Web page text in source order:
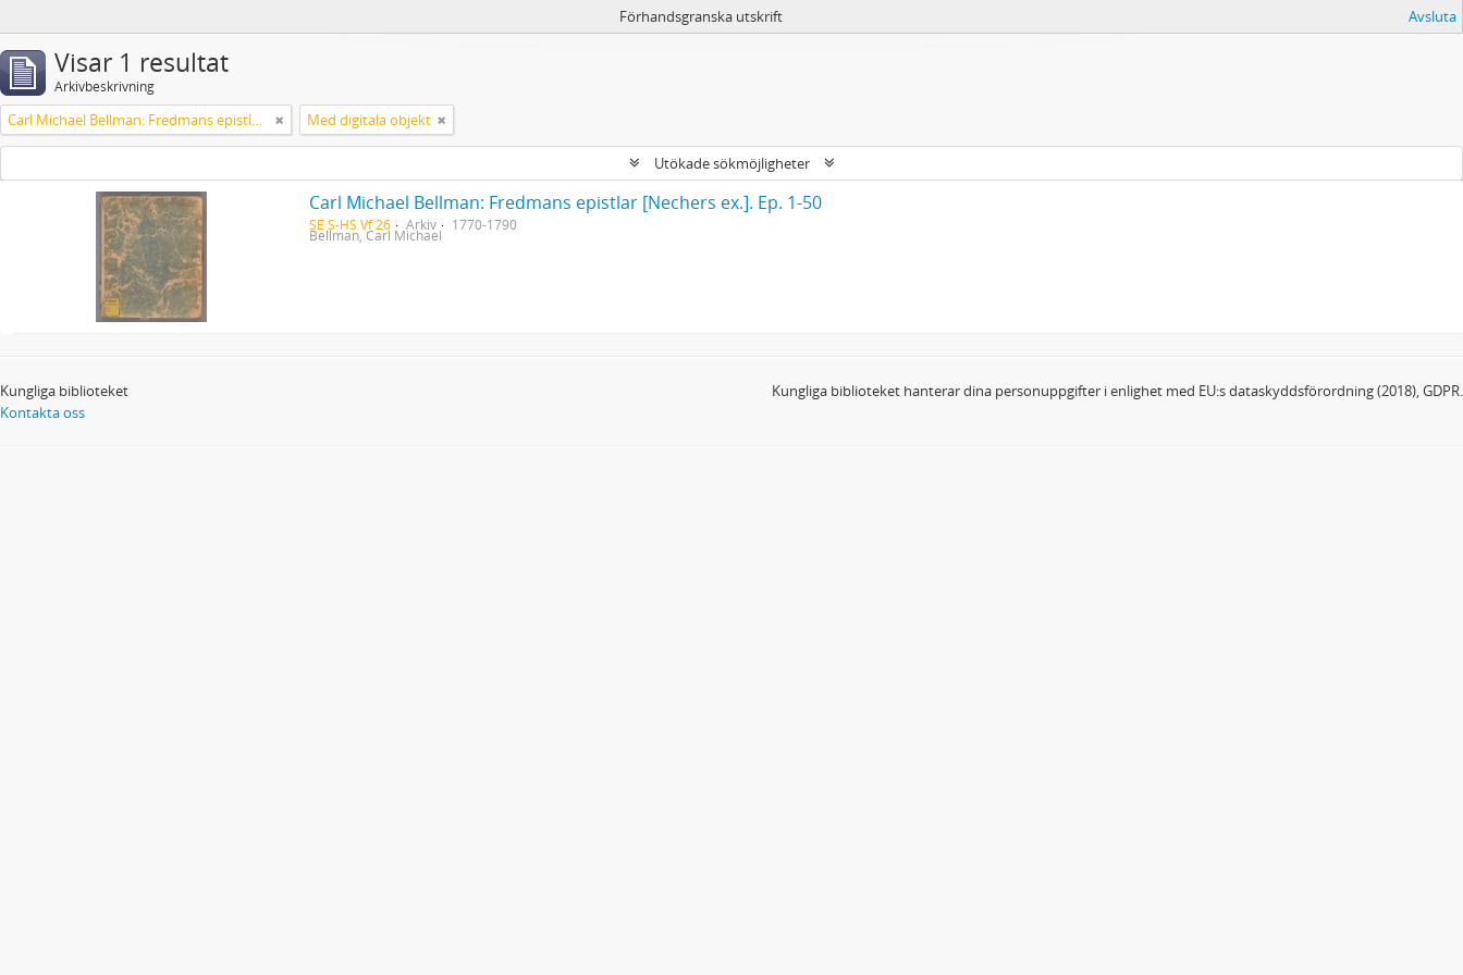
Förhandsgranska utskrift Avsluta
Visar 1 resultat
Arkivbeskrivning
Carl Michael Bellman: Fredmans epistlar [Nechers ex.]. Ep. 1-50 Med digitala objekt
Utökade sökmöjligheter
Carl Michael Bellman: Fredmans epistlar [Nechers ex.]. Ep. 1-50
SE S-HS Vf 26 Arkiv 1770-1790
Bellman, Carl Michael
Kungliga biblioteket
Kontakta oss
Kungliga biblioteket hanterar dina personuppgifter i enlighet med EU:s dataskyddsförordning (2018), GDPR.